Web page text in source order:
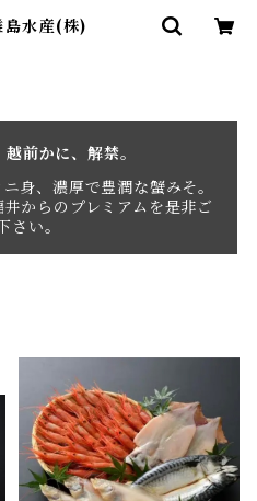
水産(株)
前かに、解禁。
身、濃厚で豊潤な蟹みそ。
からのプレミアムを是非ご
さい。